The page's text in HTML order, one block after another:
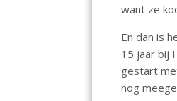
want ze
En dan is
15 jaar bij
gestart
nog